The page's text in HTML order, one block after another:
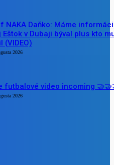
NAKA Daňko: Máme
Eštok v Dubaji býval plus kto
(VIDEO)
2026
futbalové video incoming
2026